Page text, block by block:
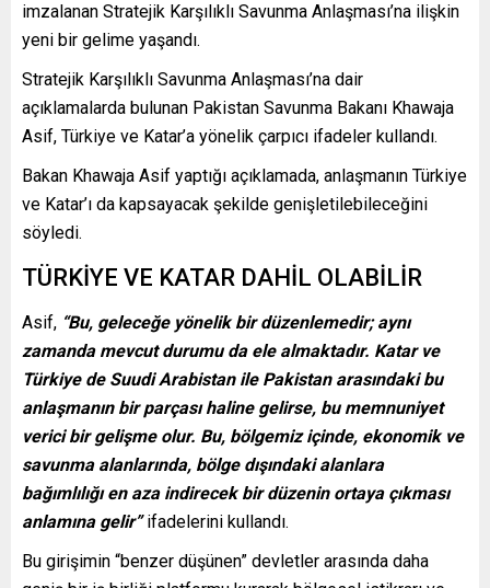
imzalanan Stratejik Karşılıklı Savunma Anlaşması’na ilişkin
yeni bir gelime yaşandı.
Stratejik Karşılıklı Savunma Anlaşması’na dair
açıklamalarda bulunan Pakistan Savunma Bakanı Khawaja
Asif, Türkiye ve Katar’a yönelik çarpıcı ifadeler kullandı.
Bakan Khawaja Asif yaptığı açıklamada, anlaşmanın Türkiye
ve Katar’ı da kapsayacak şekilde genişletilebileceğini
söyledi.
TÜRKİYE VE KATAR DAHİL OLABİLİR
Asif, “Bu, geleceğe yönelik bir düzenlemedir; aynı
zamanda mevcut durumu da ele almaktadır. Katar ve
Türkiye de Suudi Arabistan ile Pakistan arasındaki bu
anlaşmanın bir parçası haline gelirse, bu memnuniyet
verici bir gelişme olur. Bu, bölgemiz içinde, ekonomik ve
savunma alanlarında, bölge dışındaki alanlara
bağımlılığı en aza indirecek bir düzenin ortaya çıkması
anlamına gelir”ifadelerini kullandı.
Bu girişimin “benzer düşünen” devletler arasında daha